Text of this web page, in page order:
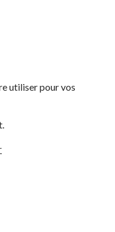
utiliser pour vos